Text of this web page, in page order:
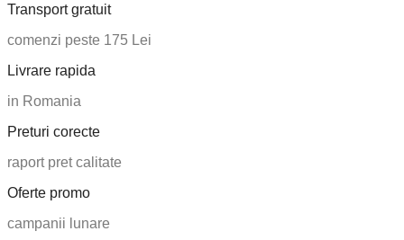
Transport gratuit
comenzi peste 175 Lei
Livrare rapida
in Romania
Preturi corecte
raport pret calitate
Oferte promo
campanii lunare